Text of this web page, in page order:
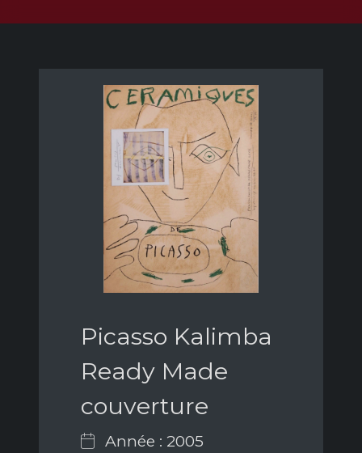
Picasso Kalimba
Ready Made
couverture
Année : 2005